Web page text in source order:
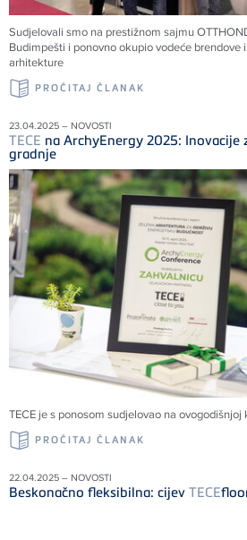
Sudjelovali smo na prestižnom sajmu
Budimpešti i ponovno okupio vodeće brendove
arhitekture
PROČITAJ ČLANAK
23.04.2025 – NOVOSTI
TECE na ArchyEnergy 2025:
gradnje
TECE je s ponosom sudjelovao na
PROČITAJ ČLANAK
22.04.2025 – NOVOSTI
Beskonačno fleksibilna: cijev TECE